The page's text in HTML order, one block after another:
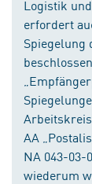
Logistik
erfordert
Spiegelung
AA
NA 043-03-
wiederum